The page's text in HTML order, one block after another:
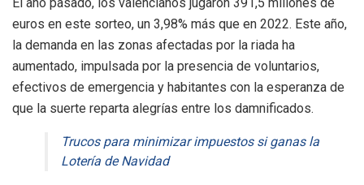
euros en este sorteo, un 3,98% más que en 2022. Este año,
la demanda en las zonas afectadas por la riada ha
aumentado, impulsada por la presencia de voluntarios,
efectivos de emergencia y habitantes con la esperanza de
que la suerte reparta alegrías entre los damnificados.
Trucos para minimizar impuestos si ganas la
Lotería de Navidad